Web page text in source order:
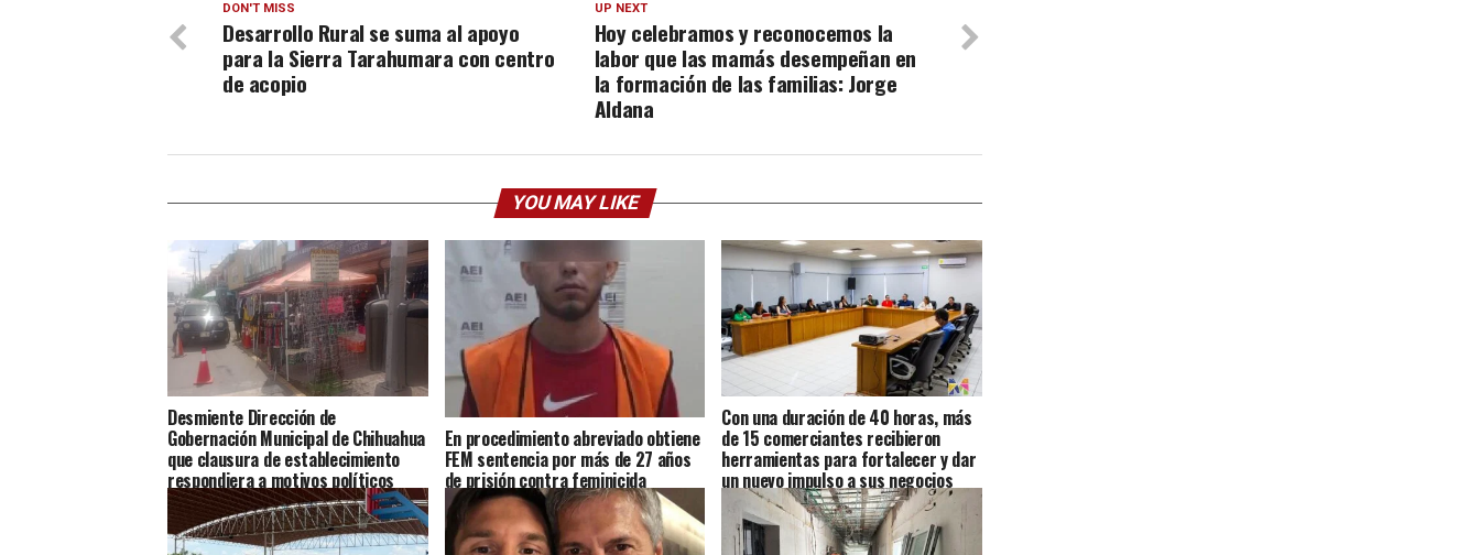
UP NEXT
Hoy celebramos y reconocemos la
labor que las mamás desempeñan en
la formación de las familias: Jorge
Aldana
DON'T MISS
Desarrollo Rural se suma al apoyo
para la Sierra Tarahumara con centro
de acopio
YOU MAY LIKE
Desmiente Dirección de
Gobernación Municipal de Chihuahua
que clausura de establecimiento
respondiera a motivos políticos
En procedimiento abreviado obtiene
FEM sentencia por más de 27 años
de prisión contra feminicida
Con una duración de 40 horas, más
de 15 comerciantes recibieron
herramientas para fortalecer y dar
un nuevo impulso a sus negocios